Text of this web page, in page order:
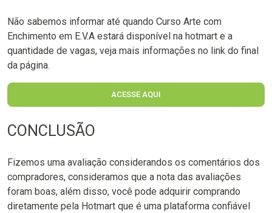
Não sabemos informar até quando Curso Arte com
Enchimento em E.V.A estará disponível na hotmart e a
quantidade de vagas, veja mais informações no link do final
da página.
ACESSE AQUI
CONCLUSÃO
Fizemos uma avaliação considerandos os comentários dos
compradores, consideramos que a nota das avaliações
foram boas, além disso, você pode adquirir comprando
diretamente pela Hotmart que é uma plataforma confiável